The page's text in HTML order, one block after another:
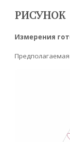
РИСУНОК
Измерения